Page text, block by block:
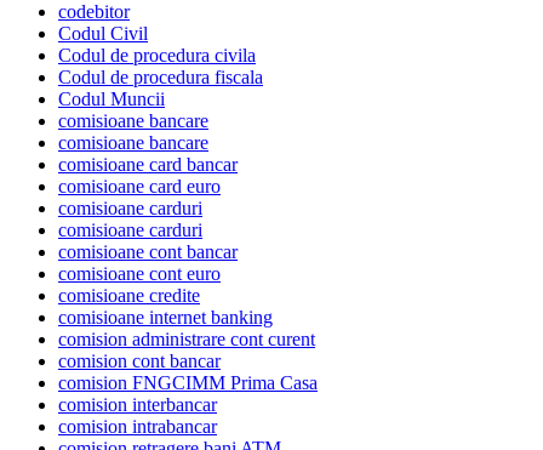
codebitor
Codul Civil
Codul de procedura civila
Codul de procedura fiscala
Codul Muncii
comisioane bancare
comisioane bancare
comisioane card bancar
comisioane card euro
comisioane carduri
comisioane carduri
comisioane cont bancar
comisioane cont euro
comisioane credite
comisioane internet banking
comision administrare cont curent
comision cont bancar
comision FNGCIMM Prima Casa
comision interbancar
comision intrabancar